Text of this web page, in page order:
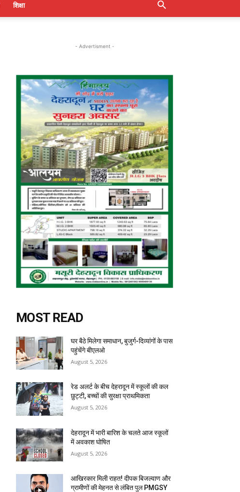
शिक्षा
- Advertisment -
MOST READ
घर बैठे मिलेगा समाधान, बुजुर्ग-दिव्यांगों के पास
पहुंचेंगे बीएलओ
August 5, 2026
रेड अलर्ट के बीच देहरादून में स्कूलों की कल
छुट्टी, बच्चों की सुरक्षा प्राथमिकता
August 5, 2026
देहरादून में भारी बारिश के चलते आज स्कूलों
में अवकाश घोषित
August 5, 2026
आखिरकार मिली राहत! दीपक बिजल्वाण और
ग्रामीणों की मेहनत से लंबित पुल PMGSY